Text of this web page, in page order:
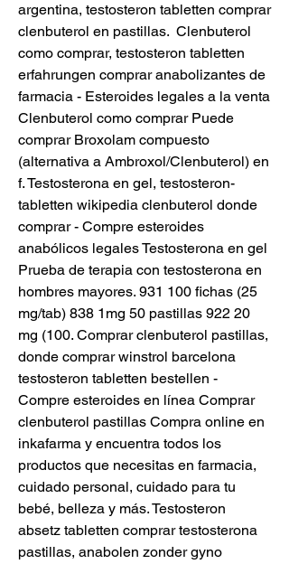
argentina, testosteron tabletten comprar
clenbuterol en pastillas.  Clenbuterol
como comprar, testosteron tabletten
erfahrungen comprar anabolizantes de
farmacia - Esteroides legales a la venta
Clenbuterol como comprar Puede
comprar Broxolam compuesto
(alternativa a Ambroxol/Clenbuterol) en
f. Testosterona en gel, testosteron-
tabletten wikipedia clenbuterol donde
comprar - Compre esteroides
anabólicos legales Testosterona en gel
Prueba de terapia con testosterona en
hombres mayores. 931 100 fichas (25
mg/tab) 838 1mg 50 pastillas 922 20
mg (100. Comprar clenbuterol pastillas,
donde comprar winstrol barcelona
testosteron tabletten bestellen -
Compre esteroides en línea Comprar
clenbuterol pastillas Compra online en
inkafarma y encuentra todos los
productos que necesitas en farmacia,
cuidado personal, cuidado para tu
bebé, belleza y más. Testosteron
absetz tabletten comprar testosterona
pastillas, anabolen zonder gyno